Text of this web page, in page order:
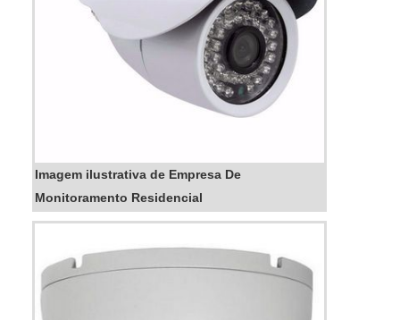
Imagem ilustrativa de Empresa De
Monitoramento Residencial